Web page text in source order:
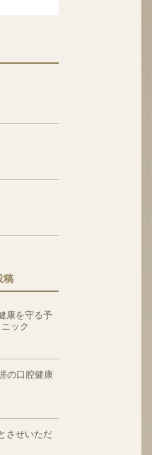
稿
康を守る予
ック
の口腔健康
させいただ